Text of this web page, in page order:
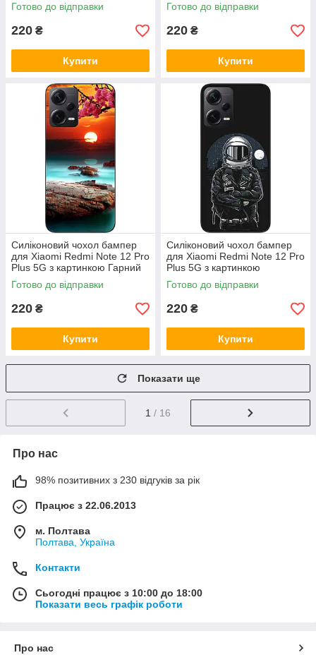
Готово до відправки
220 ₴
Купити
Готово до відправки
220 ₴
Купити
Силіконовий чохол бампер
для Xiaomi Redmi Note 12 Pro
Plus 5G з картинкою Гарний
захід сонця
Готово до відправки
220 ₴
Купити
Силіконовий чохол бампер
для Xiaomi Redmi Note 12 Pro
Plus 5G з картинкою
Космонавт і місяць
Готово до відправки
220 ₴
Купити
Показати ще
1 / 16
Про нас
98% позитивних з 230 відгуків за рік
Працює з 22.06.2013
м. Полтава
Полтава, Україна
Контакти
Сьогодні працює з 10:00 до 18:00
Показати весь графік роботи
Про нас